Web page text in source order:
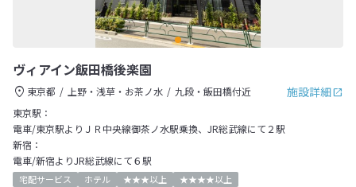
ヴィアイン飯田橋後楽園
施設詳細
東京都 上野・浅草・お茶ノ水
九段・飯田橋付近
東京駅：
電車/東京駅よりＪＲ中央線御茶ノ水駅乗換、JR総武線にて２駅
新宿：
電車/新宿よりJR総武線にて６駅
宅配サービス ホテル ★★★以上
★★★★以上